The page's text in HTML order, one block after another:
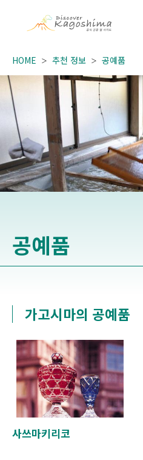
HOME 추천 정보 공예품
공예품
가고시마의 공예품
사쓰마키리코